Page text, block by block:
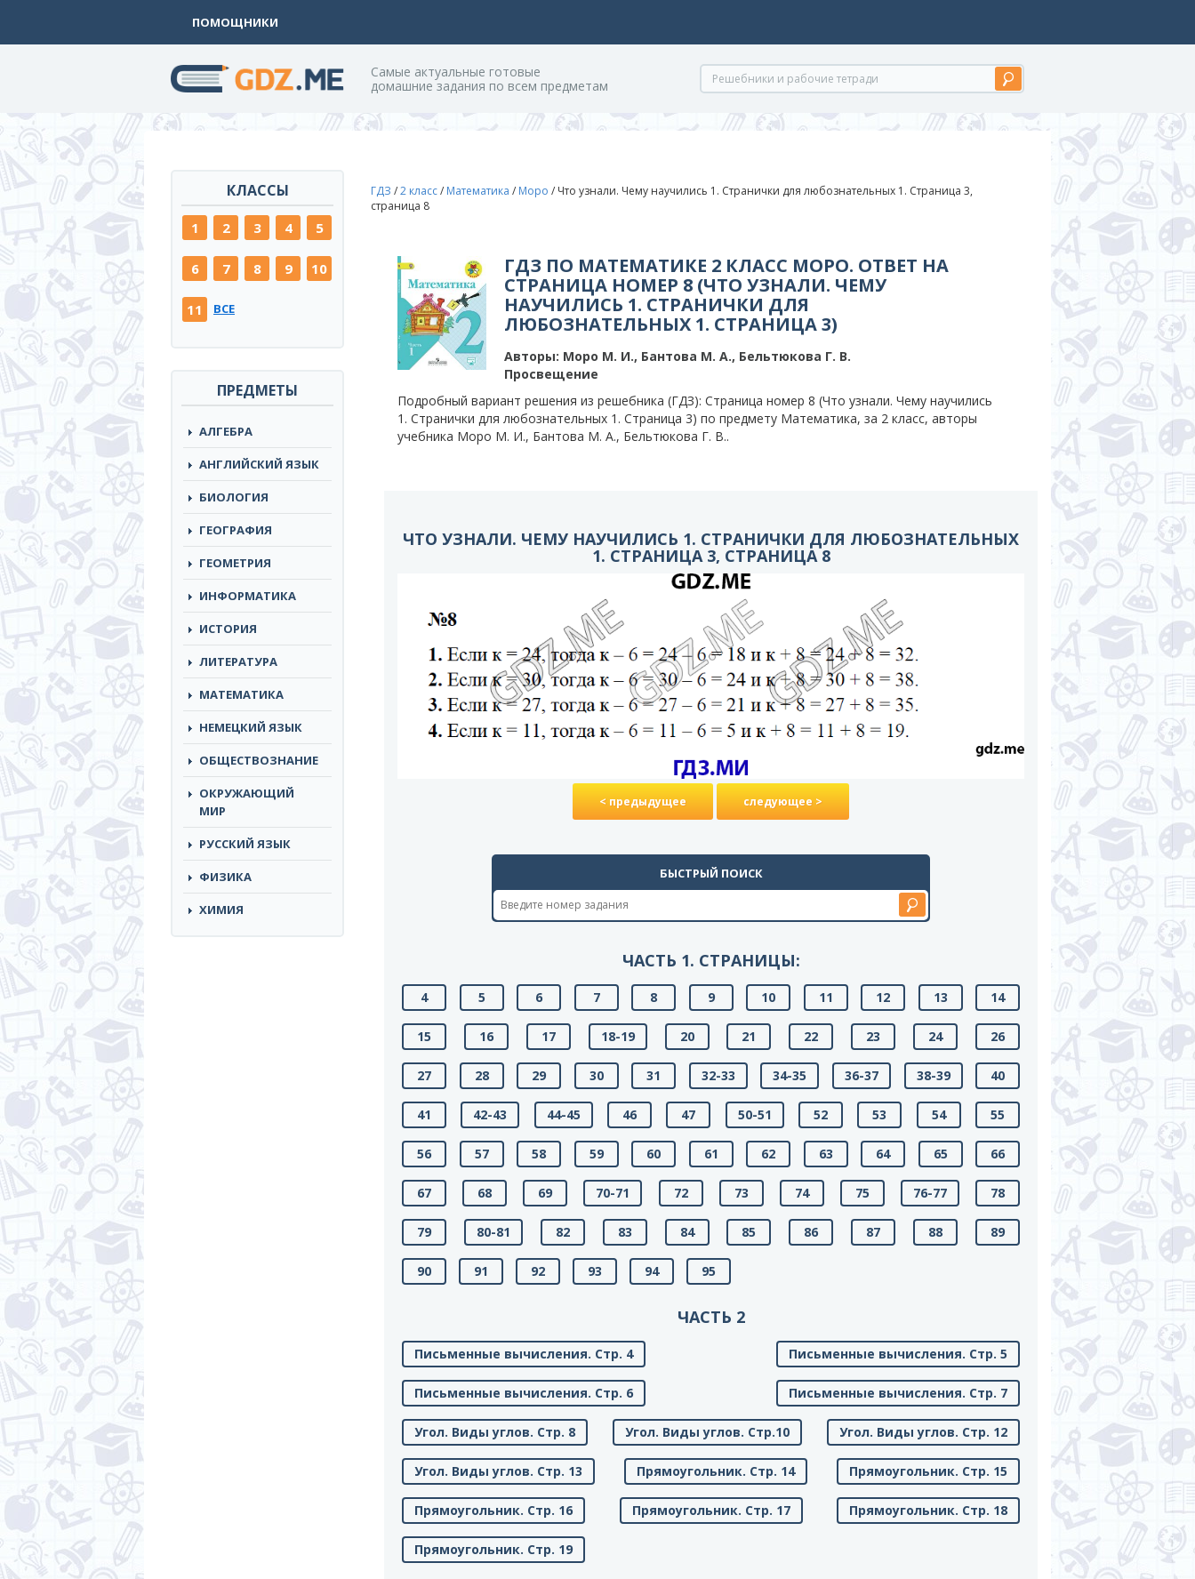
ПОМОЩНИКИ
Cамые актуальные готовые
домашние задания по всем предметам
КЛАССЫ
1 2 3 4 5
6 7 8 9 10
11 ВСЕ
ПРЕДМЕТЫ
АЛГЕБРА
АНГЛИЙСКИЙ ЯЗЫК
БИОЛОГИЯ
ГЕОГРАФИЯ
ГЕОМЕТРИЯ
ИНФОРМАТИКА
ИСТОРИЯ
ЛИТЕРАТУРА
МАТЕМАТИКА
НЕМЕЦКИЙ ЯЗЫК
ОБЩЕСТВОЗНАНИЕ
ОКРУЖАЮЩИЙ
МИР
РУССКИЙ ЯЗЫК
ФИЗИКА
ХИМИЯ
ГДЗ /2 класс/ Математика / Моро / Что узнали. Чему научились 1. Странички для любознательных 1. Страница 3,
страница 8
ГДЗ ПО МАТЕМАТИКЕ 2 КЛАСС МОРО. ОТВЕТ НА
СТРАНИЦА НОМЕР 8 (ЧТО УЗНАЛИ. ЧЕМУ
НАУЧИЛИСЬ 1. СТРАНИЧКИ ДЛЯ
ЛЮБОЗНАТЕЛЬНЫХ 1. СТРАНИЦА 3)
Авторы: Моро М. И., Бантова М. А., Бельтюкова Г. В.
Просвещение
Подробный вариант решения из решебника (ГДЗ): Страница номер 8 (Что узнали. Чему научились
1. Странички для любознательных 1. Страница 3) по предмету Математика, за 2 класс, авторы
учебника Моро М. И., Бантова М. А., Бельтюкова Г. В..
ЧТО УЗНАЛИ. ЧЕМУ НАУЧИЛИСЬ 1. СТРАНИЧКИ ДЛЯ ЛЮБОЗНАТЕЛЬНЫХ
1. СТРАНИЦА 3, СТРАНИЦА 8
< предыдущее следующее >
БЫСТРЫЙ ПОИСК
ЧАСТЬ 1. СТРАНИЦЫ:
4 5 6 7 8 9 10 11 12 13 14
15 16 17 18-19 20 21 22 23 24 26
27 28 29 30 31 32-33 34-35 36-37 38-39 40
41 42-43 44-45 46 47 50-51 52 53 54 55
56 57 58 59 60 61 62 63 64 65 66
67 68 69 70-71 72 73 74 75 76-77 78
79 80-81 82 83 84 85 86 87 88 89
90 91 92 93 94 95
ЧАСТЬ 2
Письменные вычисления. Стр. 4 Письменные вычисления. Стр. 5
Письменные вычисления. Стр. 6 Письменные вычисления. Стр. 7
Угол. Виды углов. Стр. 8 Угол. Виды углов. Стр.10 Угол. Виды углов. Стр. 12
Угол. Виды углов. Стр. 13 Прямоугольник. Стр. 14 Прямоугольник. Стр. 15
Прямоугольник. Стр. 16 Прямоугольник. Стр. 17 Прямоугольник. Стр. 18
Прямоугольник. Стр. 19